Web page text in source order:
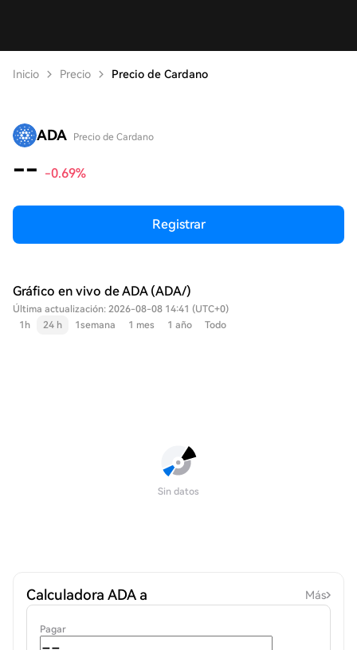
Inicio Precio Precio de Cardano
ADA Precio de Cardano
-- -0.69%
Registrar
Gráfico en vivo de ADA (ADA/)
Última actualización: 2026-08-08 14:41 (UTC+0)
1h
24 h 1semana 1 mes 1 año Todo
Sin datos
Calculadora ADA a Más
Pagar